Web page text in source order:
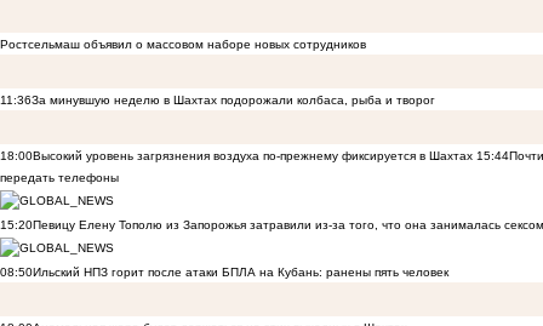
Ростсельмаш объявил о массовом наборе новых сотрудников
11:36За минувшую неделю в Шахтах подорожали колбаса, рыба и творог
18:00Высокий уровень загрязнения воздуха по-прежнему фиксируется в Шахтах 15:44
передать телефоны
15:20Певицу Елену Тополю из Запорожья затравили из-за того, что она занималась
08:50Ильский НПЗ горит после атаки БПЛА на Кубань: ранены пять человек